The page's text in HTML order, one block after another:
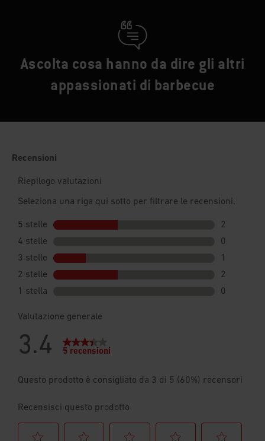
Ascolta cosa hanno da dire gli altri
appassionati di barbecue